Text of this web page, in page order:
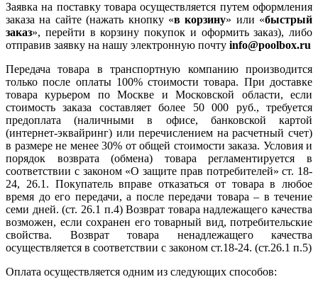
Заявка на поставку товара осуществляется путем оформления
заказа на сайте (нажать кнопку «в корзину» или «быстрый
заказ», перейти в корзину покупок и оформить заказ), либо
отправив заявку на нашу электронную почту info@poolbox.ru
Передача товара в транспортную компанию производится
только после оплаты 100% стоимости товара. При доставке
товара курьером по Москве и Московской области, если
стоимость заказа составляет более 50 000 руб., требуется
предоплата (наличными в офисе, банковской картой
(интернет-эквайринг) или перечислением на расчетный счет)
в размере не менее 30% от общей стоимости заказа. Условия и
порядок возврата (обмена) товара регламентируется в
соответствии с законом «О защите прав потребителей» ст. 18-
24, 26.1. Покупатель вправе отказаться от товара в любое
время до его передачи, а после передачи товара – в течение
семи дней. (ст. 26.1 п.4) Возврат товара надлежащего качества
возможен, если сохранен его товарный вид, потребительские
свойства. Возврат товара ненадлежащего качества
осуществляется в соответствии с законом ст.18-24. (ст.26.1 п.5)
Оплата осуществляется одним из следующих способов: